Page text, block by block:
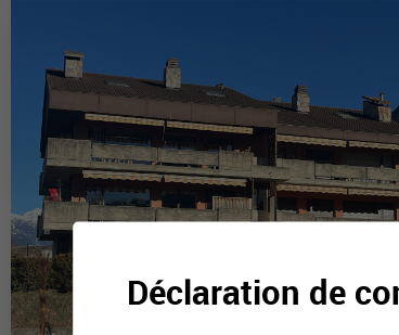
Déclaration de